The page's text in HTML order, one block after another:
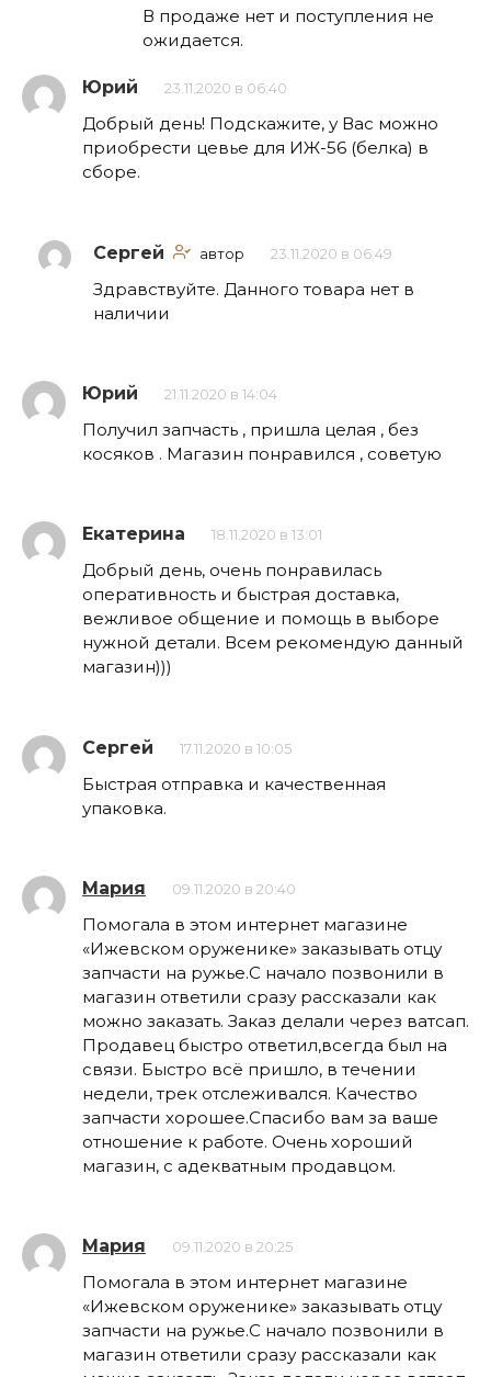
В продаже нет и поступления не
ожидается.
Юрий 23.11.2020 в 06:40
Добрый день! Подскажите, у Вас можно
приобрести цевье для ИЖ-56 (белка) в
сборе.
Сергей автор 23.11.2020 в 06:49
Здравствуйте. Данного товара нет в
наличии
Юрий 21.11.2020 в 14:04
Получил запчасть , пришла целая , без
косяков . Магазин понравился , советую
Екатерина 18.11.2020 в 13:01
Добрый день, очень понравилась
оперативность и быстрая доставка,
вежливое общение и помощь в выборе
нужной детали. Всем рекомендую данный
магазин)))
Сергей 17.11.2020 в 10:05
Быстрая отправка и качественная
упаковка.
Мария 09.11.2020 в 20:40
Помогала в этом интернет магазине
«Ижевском оруженике» заказывать отцу
запчасти на ружье.С начало позвонили в
магазин ответили сразу рассказали как
можно заказать. Заказ делали через ватсап.
Продавец быстро ответил,всегда был на
связи. Быстро всё пришло, в течении
недели, трек отслеживался. Качество
запчасти хорошее.Спасибо вам за ваше
отношение к работе. Очень хороший
магазин, с адекватным продавцом.
Мария 09.11.2020 в 20:25
Помогала в этом интернет магазине
«Ижевском оруженике» заказывать отцу
запчасти на ружье.С начало позвонили в
магазин ответили сразу рассказали как